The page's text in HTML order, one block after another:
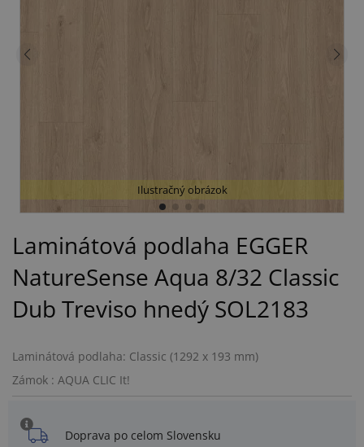
Ilustračný obrázok
Laminátová podlaha EGGER
NatureSense Aqua 8/32 Classic
Dub Treviso hnedý SOL2183
Laminátová podlaha: Classic (1292 x 193 mm)
Zámok : AQUA CLIC It!
Doprava po celom Slovensku